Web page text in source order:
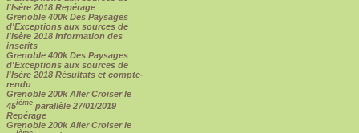
l'Isère 2018 Repérage
Grenoble 400k Des Paysages
d'Exceptions aux sources de
l'Isère 2018 Information des
inscrits
Grenoble 400k Des Paysages
d'Exceptions aux sources de
l'Isère 2018 Résultats et compte-
rendu
Grenoble 200k Aller Croiser le
45ième parallèle 27/01/2019
Repérage
Grenoble 200k Aller Croiser le